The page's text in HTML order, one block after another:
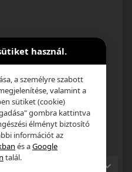
használ.
a személyre szabott
valamint a
sütiket (cookie)
gombra kattintva
élményt biztosító
információt az
és aGoogle
talál.